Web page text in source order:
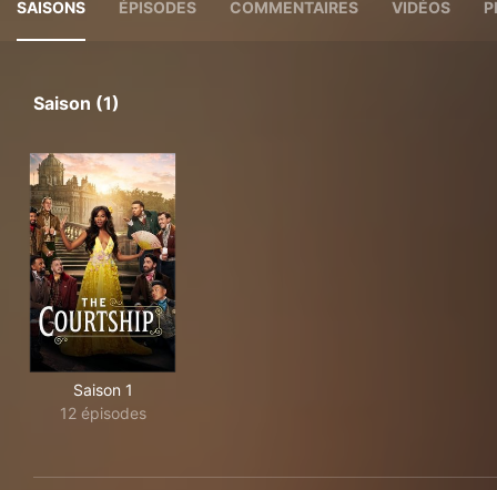
SAISONS ÉPISODES COMMENTAIRES VIDÉOS
Saison (1)
Saison 1
12 épisodes